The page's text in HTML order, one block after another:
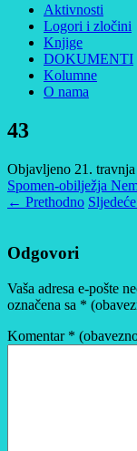
Aktivnosti
Logori i zločini
Knjige
DOKUMENTI
Kolumne
O nama
43
Objavljeno 21.
Spomen-obilježja
← Prethodno
Odgovori
Vaša adresa e-pošte
označena sa *
Komentar *